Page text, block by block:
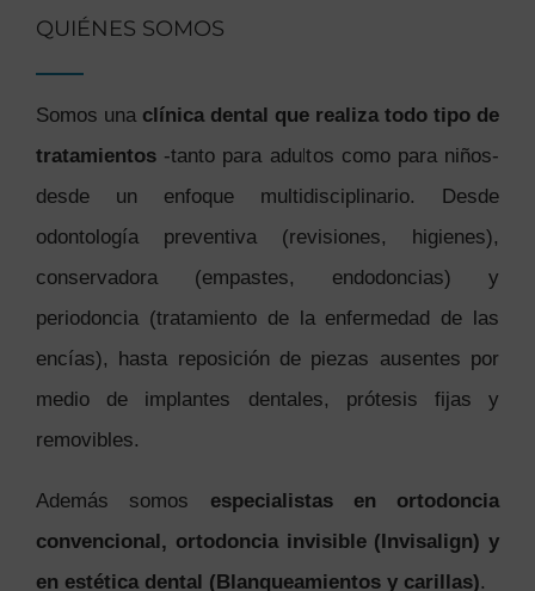
QUIÉNES SOMOS
Somos una clínica dental que realiza todo tipo de
tratamientos -tanto para adultos como para niños-
desde un enfoque multidisciplinario. Desde
odontología preventiva (revisiones, higienes),
conservadora (empastes, endodoncias) y
periodoncia (tratamiento de la enfermedad de las
encías), hasta reposición de piezas ausentes por
medio de implantes dentales, prótesis fijas y
removibles.
Además somos especialistas en ortodoncia
convencional, ortodoncia invisible (Invisalign) y
en estética dental (Blanqueamientos y carillas).